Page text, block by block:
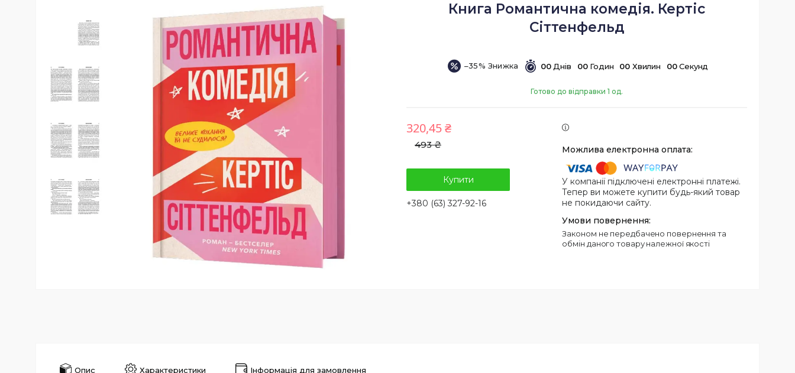
Книга Романтична комедія. Кертіс
Сіттенфельд
–35% 00 Днів 00 Годин 00 Хвилин 00 Секунд
Готово до відправки 1 од.
493 ₴
320,45 ₴
Купити
+380 (63) 327-92-16
У компанії підключені електронні платежі.
Тепер ви можете купити будь-який товар
не покидаючи сайту.
Законом не передбачено повернення та
обмін даного товару належної якості
Опис Характеристики Інформація для замовлення